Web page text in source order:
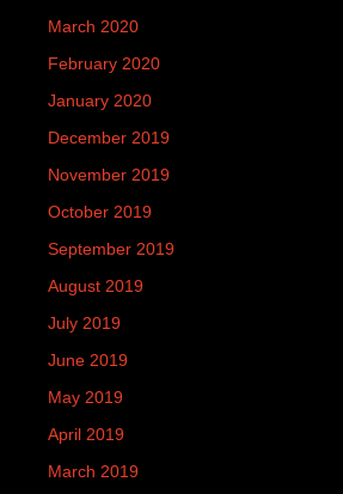
March 2020
February 2020
January 2020
December 2019
November 2019
October 2019
September 2019
August 2019
July 2019
June 2019
May 2019
April 2019
March 2019